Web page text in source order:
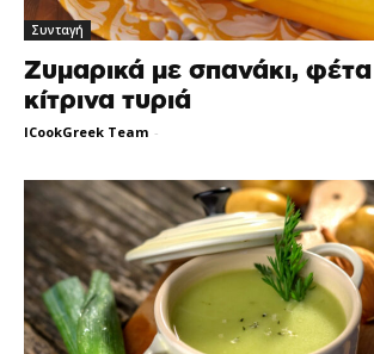
Συνταγή
Ζυμαρικά με σπανάκι, φέτα
κίτρινα τυριά
ICookGreek Team -